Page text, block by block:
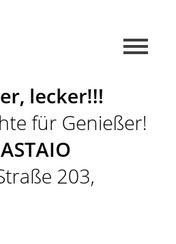
lecker!!!
für Genießer!
203,